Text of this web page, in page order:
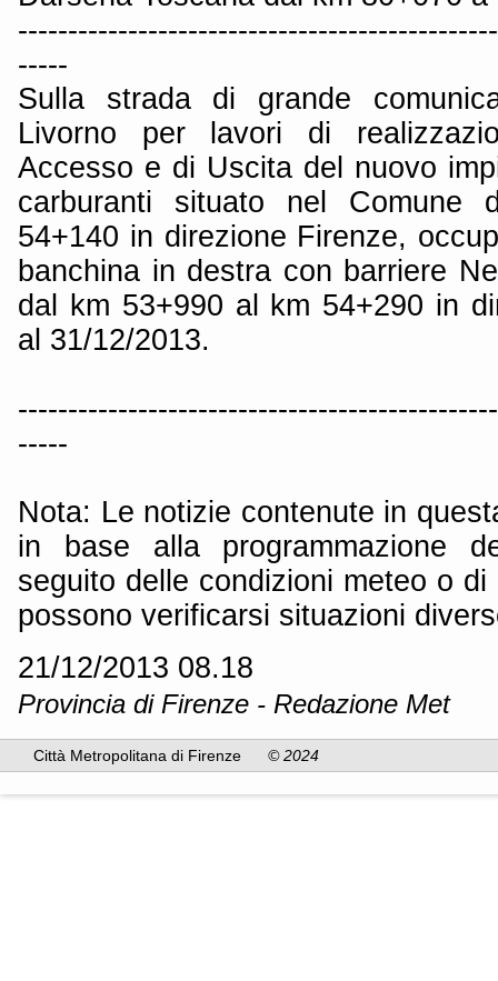
-----
Sulla strada di grande
Livorno per lavori di
Accesso e di Uscita del nuovo
carburanti situato nel Comune
54+140 in direzione Firenze,
banchina in destra con barriere
dal km 53+990 al km 54+290 in
al 31/12/2013.
-----
Nota: Le notizie contenute in
in base alla programmazione
seguito delle condizioni meteo o
possono verificarsi situazioni
21/12/2013 08.18
Provincia di Firenze - Redazione Met
Città Metropolitana di Firenze © 2024